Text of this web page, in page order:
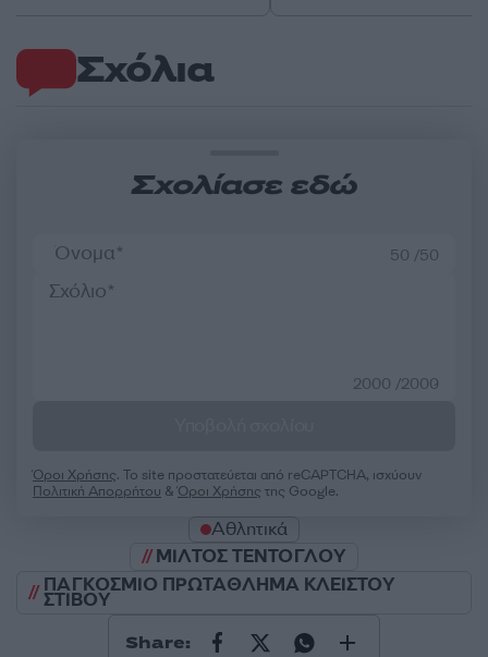
Σχόλια
Σχολίασε εδώ
50 /50
2000 /2000
Όροι Χρήσης. Το site προστατεύεται από reCAPTCHA, ισχύουν
Πολιτική Απορρήτου &Όροι Χρήσης της Google.
Αθλητικά
ΜΙΛΤΟΣ ΤΕΝΤΟΓΛΟΥ
ΠΑΓΚΟΣΜΙΟ ΠΡΩΤΑΘΛΗΜΑ ΚΛΕΙΣΤΟΥ
ΣΤΙΒΟΥ
Share: